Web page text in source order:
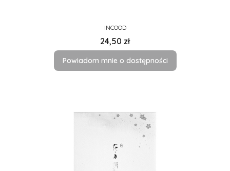
PRODUCENT
INCOOD
Cena
24,50 zł
Powiadom mnie o dostępności